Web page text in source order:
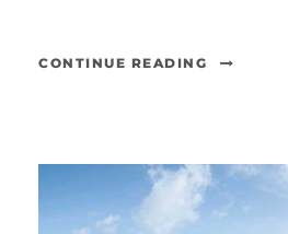
CONTINUE READING